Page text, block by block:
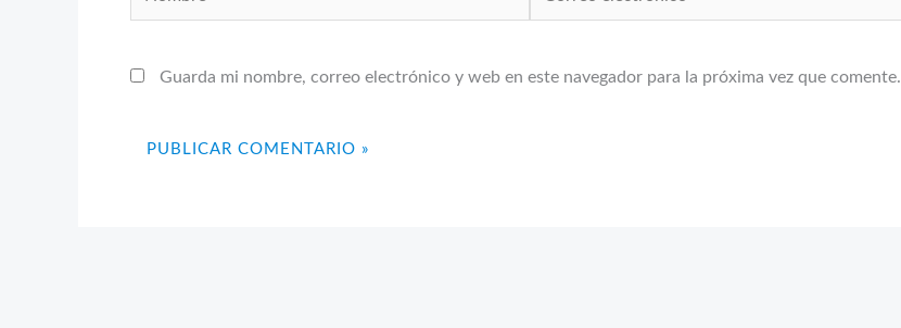
electrónico*
Guarda mi nombre, correo electrónico y web en este navegador para la próxima vez que comente.